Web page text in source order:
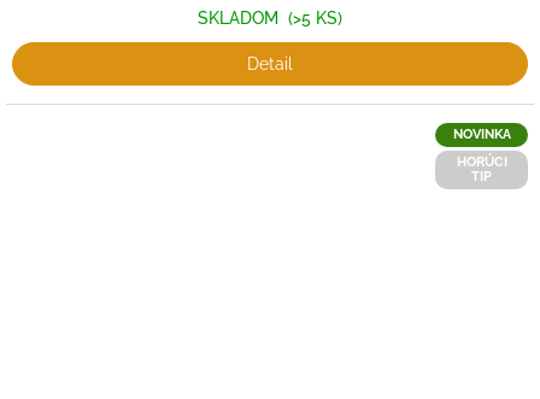
SKLADOM (>5 KS)
Detail
NOVINKA
HORÚCI
TIP